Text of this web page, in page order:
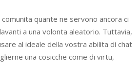
quante ne servono ancora ci
a una volonta aleatorio. Tuttavia,
al ideale della vostra abilita di chat
una cosicche come di virtu,